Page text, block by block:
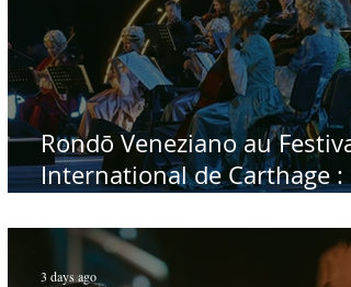
Rondō Veneziano au Festival
International de Carthage :
public tunisien
3 days ago